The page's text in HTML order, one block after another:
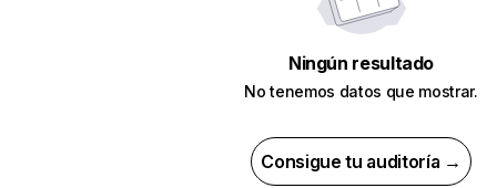
Ningún resultado
No tenemos datos que mostrar.
Consigue tu auditoría →